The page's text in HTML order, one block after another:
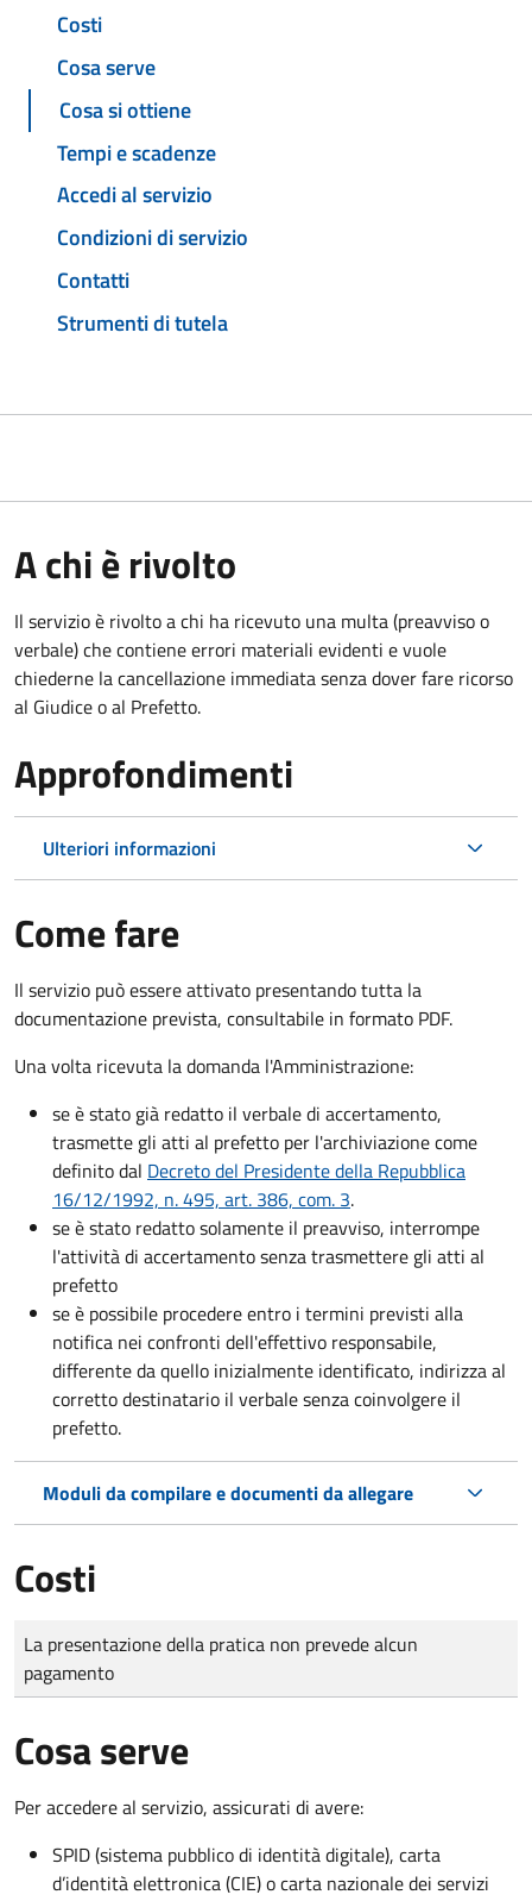
Costi
Cosa serve
Cosa si ottiene
Tempi e scadenze
Accedi al servizio
Condizioni di servizio
Contatti
Strumenti di tutela
A chi è rivolto
Il servizio è rivolto a chi ha ricevuto una multa (preavviso o
verbale) che contiene errori materiali evidenti e vuole
chiederne la cancellazione immediata senza dover fare ricorso
al Giudice o al Prefetto.
Approfondimenti
Ulteriori informazioni
Come fare
Il servizio può essere attivato presentando tutta la
documentazione prevista, consultabile in formato PDF.
Una volta ricevuta la domanda l'Amministrazione:
se è stato già redatto il verbale di accertamento,
trasmette gli atti al prefetto per l'archiviazione come
definito dal Decreto del Presidente della Repubblica
16/12/1992, n. 495, art. 386, com. 3.
se è stato redatto solamente il preavviso, interrompe
l'attività di accertamento senza trasmettere gli atti al
prefetto
se è possibile procedere entro i termini previsti alla
notifica nei confronti dell'effettivo responsabile,
differente da quello inizialmente identificato, indirizza al
corretto destinatario il verbale senza coinvolgere il
prefetto.
Moduli da compilare e documenti da allegare
Costi
Tipo di pagamento
Importo
La presentazione della pratica non prevede alcun
pagamento
Cosa serve
Per accedere al servizio, assicurati di avere:
SPID (sistema pubblico di identità digitale), carta
d’identità elettronica (CIE) o carta nazionale dei servizi